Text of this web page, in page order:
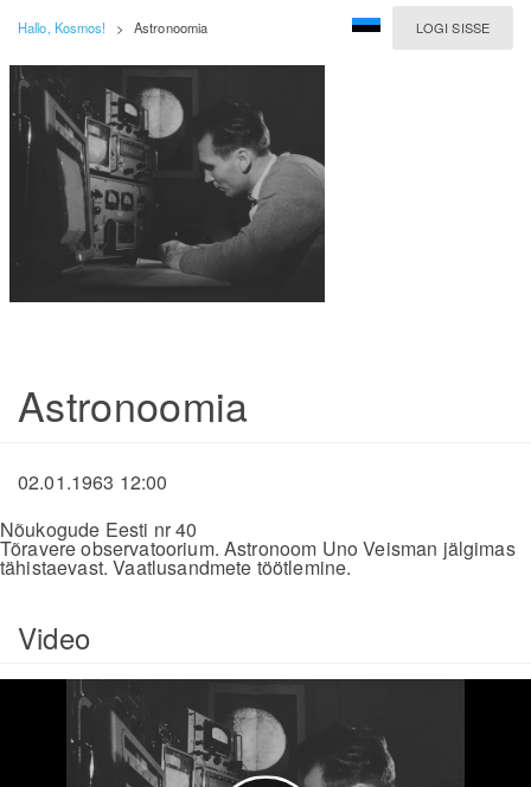
LOGI SISSE
Hallo, Kosmos! > Astronoomia
Astronoomia
02.01.1963 12:00
Nõukogude Eesti nr 40
Tõravere observatoorium. Astronoom Uno Veisman jälgimas
tähistaevast. Vaatlusandmete töötlemine.
Video